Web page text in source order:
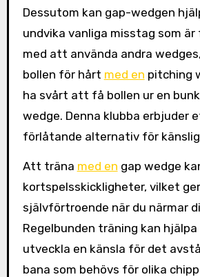
Dessutom kan gap-wedgen
undvika vanliga misstag som är
med att använda andra
bollen för hårt med en pitching
ha svårt att få bollen ur en
wedge. Denna klubba erbjuder
förlåtande alternativ för
Att träna med en gap wedge
kortspelsskickligheter, vilket
självförtroende när du närmar
Regelbunden träning kan
utveckla en känsla för det
bana som behövs för olika